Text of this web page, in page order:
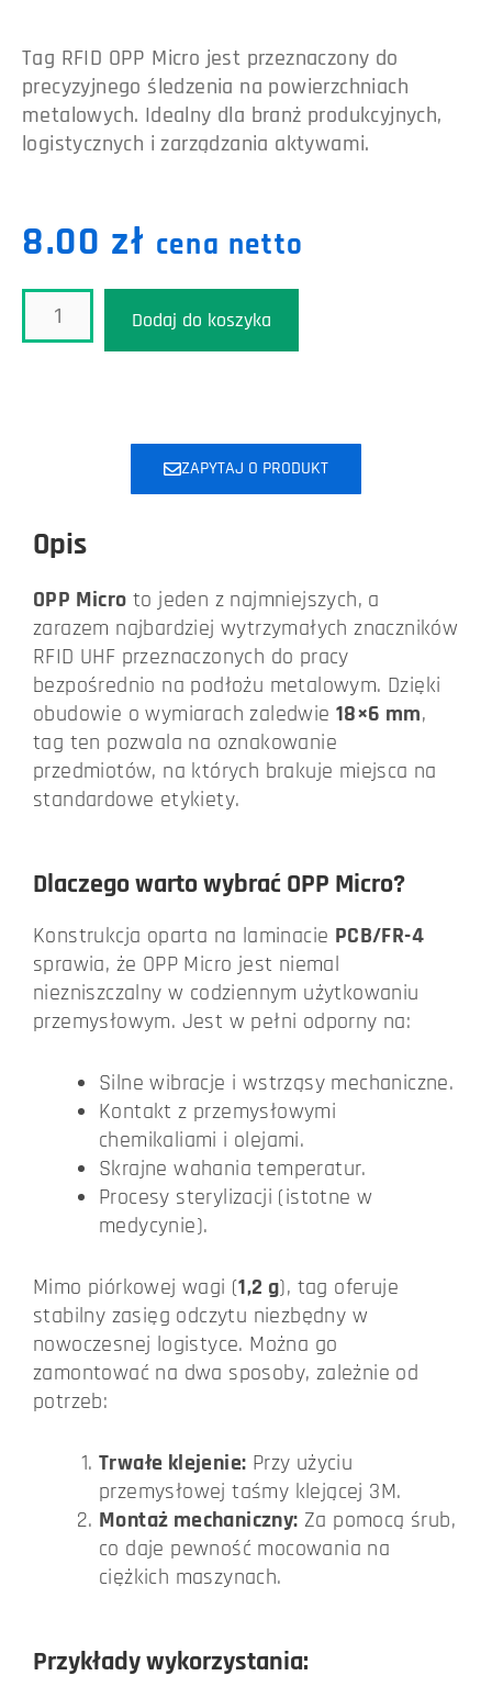
Tag RFID OPP Micro jest przeznaczony do
precyzyjnego śledzenia na powierzchniach
metalowych. Idealny dla branż produkcyjnych,
logistycznych i zarządzania aktywami.
8.00 zł cena netto
Dodaj do koszyka
ZAPYTAJ O PRODUKT
Opis
OPP Micro to jeden z najmniejszych, a
zarazem najbardziej wytrzymałych znaczników
RFID UHF przeznaczonych do pracy
bezpośrednio na podłożu metalowym. Dzięki
obudowie o wymiarach zaledwie 18×6 mm,
tag ten pozwala na oznakowanie
przedmiotów, na których brakuje miejsca na
standardowe etykiety.
Dlaczego warto wybrać OPP Micro?
Konstrukcja oparta na laminacie PCB/FR-4
sprawia, że OPP Micro jest niemal
niezniszczalny w codziennym użytkowaniu
przemysłowym. Jest w pełni odporny na:
Silne wibracje i wstrząsy mechaniczne.
Kontakt z przemysłowymi
chemikaliami i olejami.
Skrajne wahania temperatur.
Procesy sterylizacji (istotne w
medycynie).
Mimo piórkowej wagi (1,2 g), tag oferuje
stabilny zasięg odczytu niezbędny w
nowoczesnej logistyce. Można go
zamontować na dwa sposoby, zależnie od
potrzeb:
Trwałe klejenie: Przy użyciu
przemysłowej taśmy klejącej 3M.
Montaż mechaniczny: Za pomocą śrub,
co daje pewność mocowania na
ciężkich maszynach.
Przykłady wykorzystania: